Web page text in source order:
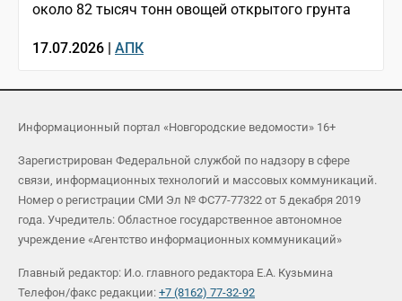
около 82 тысяч тонн овощей открытого грунта
17.07.2026 | АПК
Информационный портал «Новгородские ведомости» 16+
Зарегистрирован Федеральной службой по надзору в сфере
связи, информационных технологий и массовых коммуникаций.
Номер о регистрации СМИ Эл № ФС77-77322 от 5 декабря 2019
года. Учредитель: Областное государственное автономное
учреждение «Агентство информационных коммуникаций»
Главный редактор: И.о. главного редактора Е.А. Кузьмина
Телефон/факс редакции: +7 (8162) 77-32-92